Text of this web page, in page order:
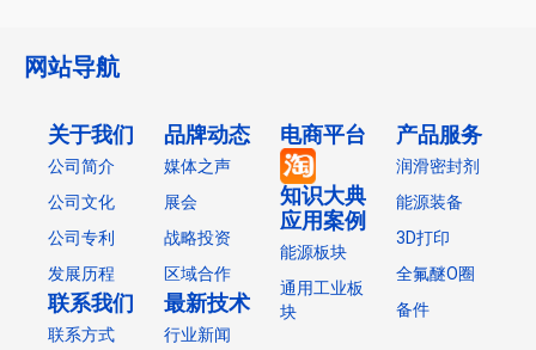
网站导航
关于我们
公司简介
公司文化
公司专利
发展历程
联系我们
联系方式
品牌动态
媒体之声
展会
战略投资
区域合作
最新技术
行业新闻
电商平台
知识大典
应用案例
能源板块
通用工业板
块
产品服务
润滑密封剂
能源装备
3D打印
全氟醚O圈
备件